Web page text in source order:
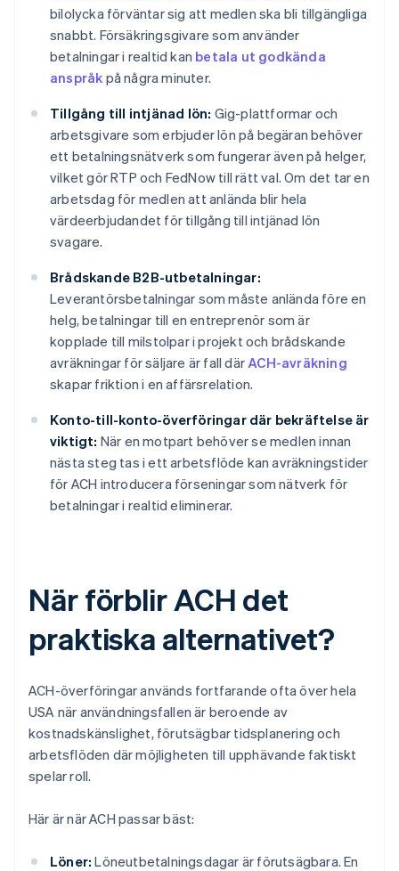
bilolycka förväntar sig att medlen ska bli tillgängliga
snabbt. Försäkringsgivare som använder
betalningar i realtid kan betala ut godkända
anspråk på några minuter.
Tillgång till intjänad lön: Gig-plattformar och
arbetsgivare som erbjuder lön på begäran behöver
ett betalningsnätverk som fungerar även på helger,
vilket gör RTP och FedNow till rätt val. Om det tar en
arbetsdag för medlen att anlända blir hela
värdeerbjudandet för tillgång till intjänad lön
svagare.
Brådskande B2B-utbetalningar:
Leverantörsbetalningar som måste anlända före en
helg, betalningar till en entreprenör som är
kopplade till milstolpar i projekt och brådskande
avräkningar för säljare är fall därACH-avräkning
skapar friktion i en affärsrelation.
Konto-till-konto-överföringar där bekräftelse är
viktigt: När en motpart behöver se medlen innan
nästa steg tas i ett arbetsflöde kan avräkningstider
för ACH introducera förseningar som nätverk för
betalningar i realtid eliminerar.
När förblir ACH det
praktiska alternativet?
ACH-överföringar används fortfarande ofta över hela
USA när användningsfallen är beroende av
kostnadskänslighet, förutsägbar tidsplanering och
arbetsflöden där möjligheten till upphävande faktiskt
spelar roll.
Här är när ACH passar bäst:
Löner: Löneutbetalningsdagar är förutsägbara. En